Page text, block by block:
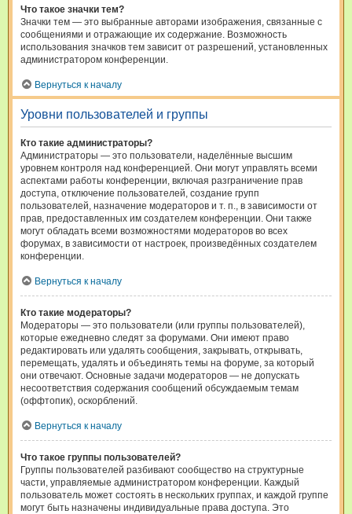
Что такое значки тем?
Значки тем — это выбранные авторами изображения, связанные с
сообщениями и отражающие их содержание. Возможность
использования значков тем зависит от разрешений, установленных
администратором конференции.
Вернуться к началу
Уровни пользователей и группы
Кто такие администраторы?
Администраторы — это пользователи, наделённые высшим
уровнем контроля над конференцией. Они могут управлять всеми
аспектами работы конференции, включая разграничение прав
доступа, отключение пользователей, создание групп
пользователей, назначение модераторов и т. п., в зависимости от
прав, предоставленных им создателем конференции. Они также
могут обладать всеми возможностями модераторов во всех
форумах, в зависимости от настроек, произведённых создателем
конференции.
Вернуться к началу
Кто такие модераторы?
Модераторы — это пользователи (или группы пользователей),
которые ежедневно следят за форумами. Они имеют право
редактировать или удалять сообщения, закрывать, открывать,
перемещать, удалять и объединять темы на форуме, за который
они отвечают. Основные задачи модераторов — не допускать
несоответствия содержания сообщений обсуждаемым темам
(оффтопик), оскорблений.
Вернуться к началу
Что такое группы пользователей?
Группы пользователей разбивают сообщество на структурные
части, управляемые администратором конференции. Каждый
пользователь может состоять в нескольких группах, и каждой группе
могут быть назначены индивидуальные права доступа. Это